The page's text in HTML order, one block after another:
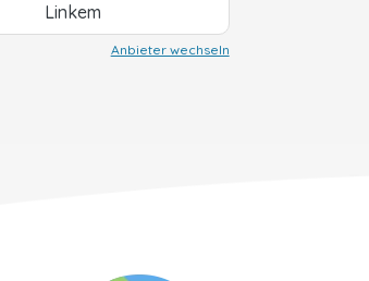
Linkem
Anbieter wechseln